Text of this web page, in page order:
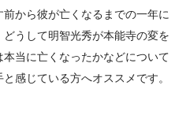
から彼が亡くなるまでの一年に
うして明智光秀が本能寺の変を
当に亡くなったかなどについて
感じている方へオススメです。